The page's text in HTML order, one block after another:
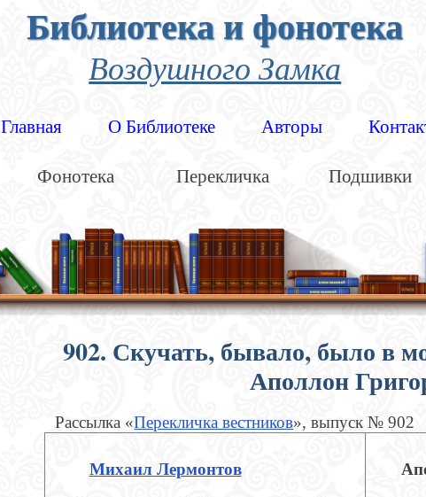
Библиотека и фонотека
Воздушного Замка
Главная О Библиотеке Авторы
Фонотека Перекличка Подшивки
902. Скучать, бывало, было в
Аполлон
Рассылка «Перекличка вестников», выпуск № 902
Михаил Лермонтов